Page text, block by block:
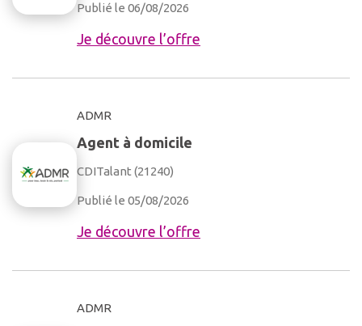
Publié le 06/08/2026
Je découvre l’offre
ADMR
Agent à domicile
CDITalant (21240)
Publié le 05/08/2026
Je découvre l’offre
ADMR